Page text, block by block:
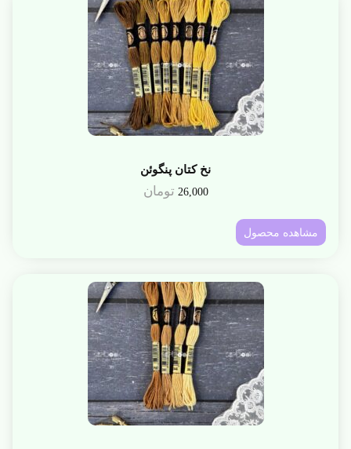
نخ کتان پنگوئن
26,000 تومان
مشاهده محصول